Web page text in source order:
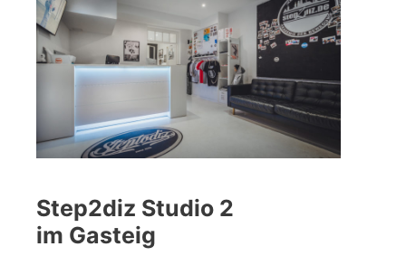
Step2diz Studio 2
im Gasteig